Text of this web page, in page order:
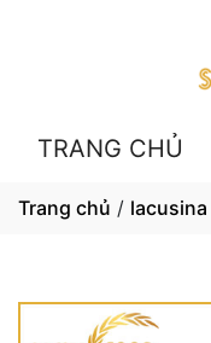
TRANG CHỦ
Trang chủ / lacusina